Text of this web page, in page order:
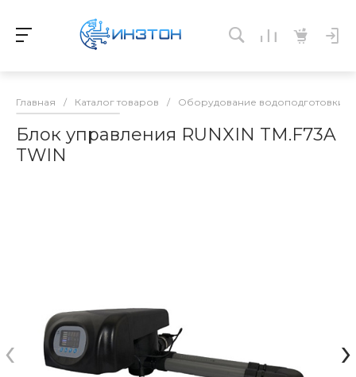
Главная / Каталог товаров / Оборудование водоподготовки и
Блок управления RUNXIN TM.F73A
TWIN
‹ ›